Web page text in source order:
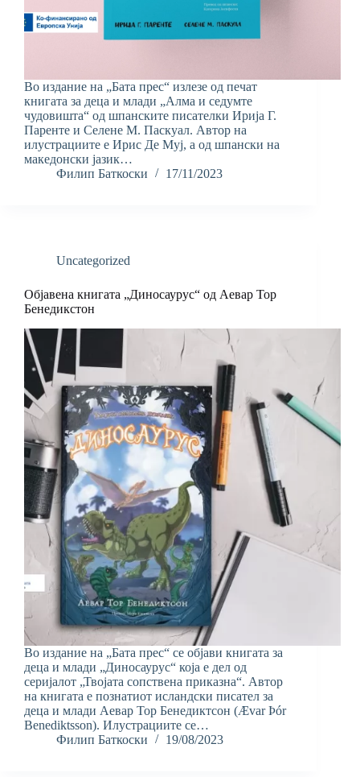
Во издание на „Бата прес“ излезе од печат
книгата за деца и млади „Алма и седумте
чудовишта“ од шпанските писателки Ирија Г.
Паренте и Селене М. Паскуал. Автор на
илустрациите е Ирис Де Муј, а од шпански на
македонски јазик…
Филип Баткоски
17/11/2023
Uncategorized
Објавена книгата „Диносаурус“ од Аевар Тор
Бенедикстон
Во издание на „Бата прес“ се објави книгата за
деца и млади „Диносаурус“ која е дел од
серијалот „Твојата сопствена приказна“. Автор
на книгата е познатиот исландски писател за
деца и млади Аевар Тор Бенедиктсон (Ævar Þór
Benediktsson). Илустрациите се…
Филип Баткоски
19/08/2023